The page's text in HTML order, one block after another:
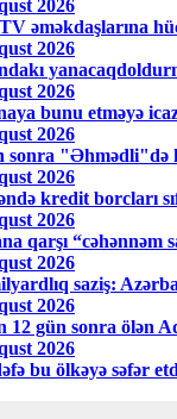
2026
əməkdaşlarına
2026
2026
bunu etməyə
2026
"Əhmədli"də
2026
kredit borcları
2026
qarşı “cəhənnəm
2026
saziş:
2026
12 gün sonra ölən
2026
bu ölkəyə səfər